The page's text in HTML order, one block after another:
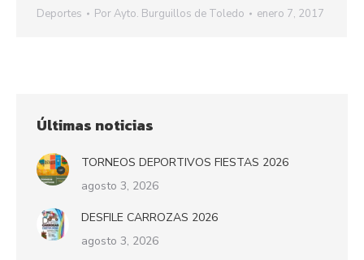
Deportes PorAyto. Burguillos de Toledo enero 7, 2017
Últimas noticias
TORNEOS DEPORTIVOS FIESTAS 2026
agosto 3, 2026
DESFILE CARROZAS 2026
agosto 3, 2026